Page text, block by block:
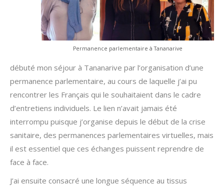
Permanence parlementaire à Tananarive
débuté mon séjour à Tananarive par l’organisation d’une
permanence parlementaire, au cours de laquelle j’ai pu
rencontrer les Français qui le souhaitaient dans le cadre
d’entretiens individuels. Le lien n’avait jamais été
interrompu puisque j’organise depuis le début de la crise
sanitaire, des permanences parlementaires virtuelles, mais
il est essentiel que ces échanges puissent reprendre de
face à face.
J’ai ensuite consacré une longue séquence au tissus